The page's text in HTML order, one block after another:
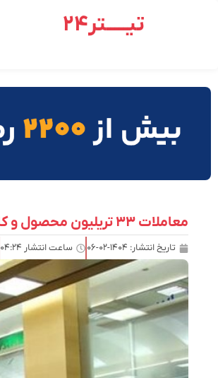
تیـــــتر24
معاملات ۳۳ تریلیون محصول و کالاها در مبادله کالا
تاریخ انتشار: ۱۴۰۴-۰۲-۰۶ ساعت انتشار ۰۴:۲۴